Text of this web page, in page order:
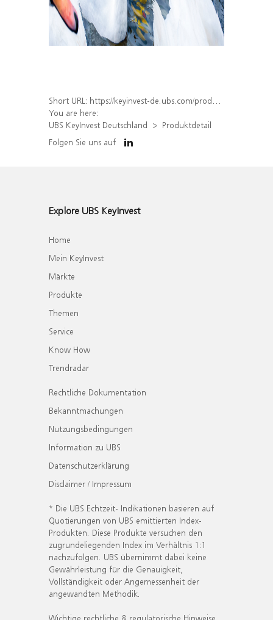
Short URL: https://keyinvest-de.ubs.com/produkt/detail/index/isin/DE000WA37DG2
You are here:
UBS KeyInvest Deutschland
Produktdetail
Folgen Sie uns auf
Explore UBS KeyInvest
Home
Mein KeyInvest
Märkte
Produkte
Themen
Service
Know How
Trendradar
Rechtliche Dokumentation
Bekanntmachungen
Nutzungsbedingungen
Information zu UBS
Datenschutzerklärung
Disclaimer / Impressum
* Die UBS Echtzeit- Indikationen basieren auf
Quotierungen von UBS emittierten Index-
Produkten. Diese Produkte versuchen den
zugrundeliegenden Index im Verhältnis 1:1
nachzufolgen. UBS übernimmt dabei keine
Gewährleistung für die Genauigkeit,
Vollständigkeit oder Angemessenheit der
angewandten Methodik.